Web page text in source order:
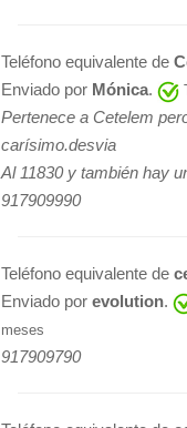
Teléfono equivalente de
Enviado por Mónica.
Pertenece a Cetelem
carísimo.desvia
Al 11830 y también hay
917909990
Teléfono equivalente de
Enviado por evolution.
meses
917909790